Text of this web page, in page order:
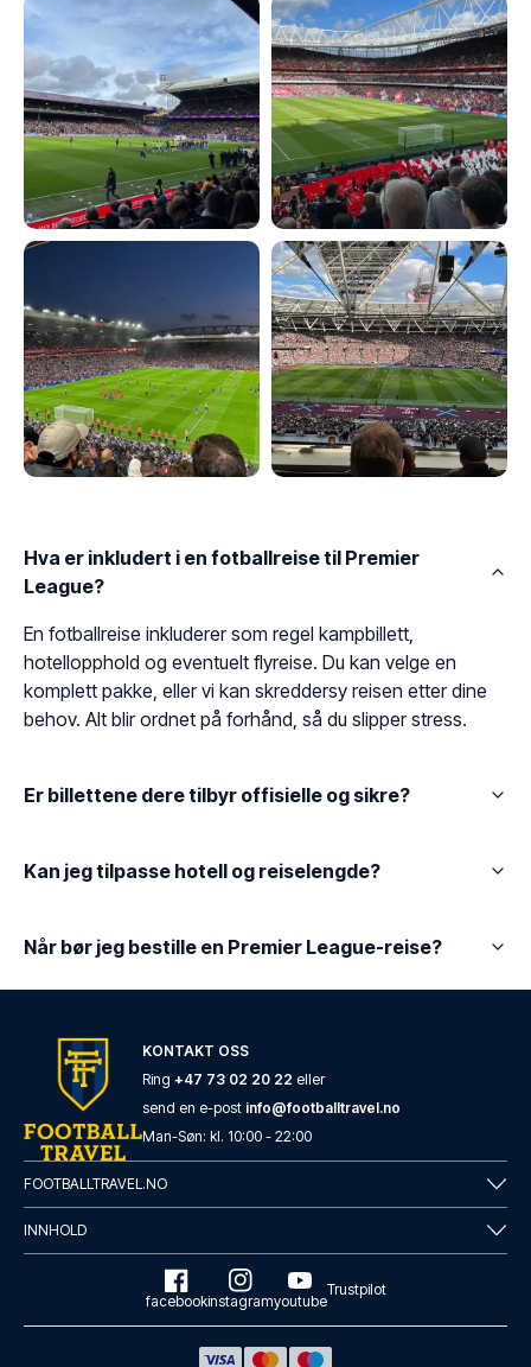
Hva er inkludert i en fotballreise til Premier
League?
En fotballreise inkluderer som regel kampbillett,
hotellopphold og eventuelt flyreise. Du kan velge en
komplett pakke, eller vi kan skreddersy reisen etter dine
behov. Alt blir ordnet på forhånd, så du slipper stress.
Er billettene dere tilbyr offisielle og sikre?
Kan jeg tilpasse hotell og reiselengde?
Når bør jeg bestille en Premier League-reise?
KONTAKT OSS
Ring +47 73 02 20 22 eller
send en e-post info@footballtravel.no
Man-Søn: kl. 10:00 - 22:00
FOOTBALLTRAVEL.NO
INNHOLD
facebookinstagramyoutube
Trustpilot